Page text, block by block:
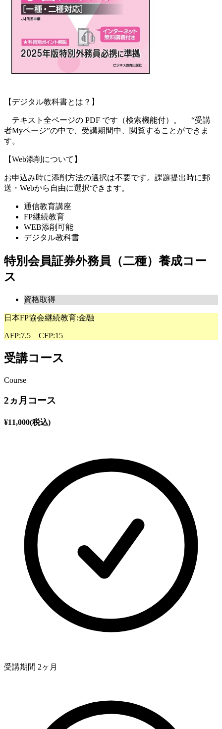
【デジタル教科書とは？】
テキスト全ページの PDF です（検索機能付）。 “受講
者Myページ”の中で、受講期間中、閲覧することができま
す。
【Web添削について】
お申込み時に添削方法の選択は不要です。課題提出時に郵
送・Webから自由に選択できます。
通信教育講座
FP継続教育
WEB添削可能
デジタル教科書
特別会員証券外務員（二種）養成コー
ス
資格取得
日本FP協会継続教育:金融
AFP:7.5 CFP:15
受講コース
Course
2ヵ月コース
¥11,000(税込)
受講期間 2ヶ月